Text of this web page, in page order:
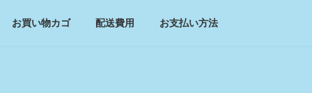
お買い物カゴ 配送費用 お支払い方法